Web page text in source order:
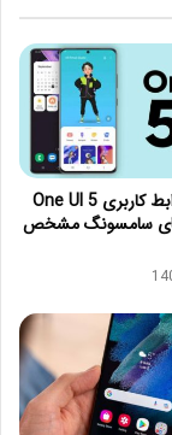
زمان انتشار رابط کاربری One UI 5
سامسونگ مشخص